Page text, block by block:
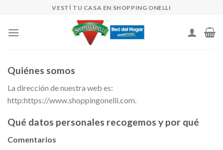
content
VESTÍ TU CASA EN SHOPPING ONELLI
Quiénes somos
La dirección de nuestra web es:
http:https://www.shoppingonelli.com.
Qué datos personales recogemos y por qué
Comentarios